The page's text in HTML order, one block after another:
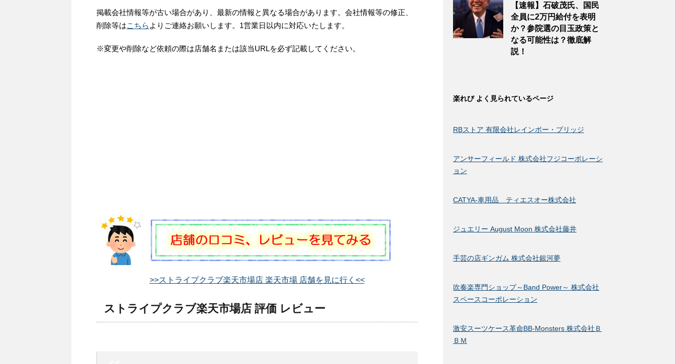
掲載会社情報等が古い場合があり、最新の情報と異なる場合があります。会社情報等の修正、
削除等はこちら よりご連絡お願いします。1営業日以内に対応いたします。
※変更や削除など依頼の際は店舗名または該当URLを必ず記載してください。
>>ストライプクラブ楽天市場店 楽天市場 店舗を見に行く<<
ストライプクラブ楽天市場店 評価 レビュー
【速報】石破茂氏、国民
全員に2万円給付を表明
か？参院選の目玉政策と
なる可能性は？徹底解
説！
楽れび よく見られているページ
RBストア 有限会社レインボー・ブリッジ
アンサーフィールド 株式会社フジコーポレーシ
ョン
CATYA-車用品 ティエスオー株式会社
ジュエリー August Moon 株式会社藤井
手芸の店ギンガム 株式会社銀河夢
吹奏楽専門ショップ～Band Power～ 株式会社
スペースコーポレーション
激安スーツケース革命BB-Monsters 株式会社Ｂ
ＢＭ